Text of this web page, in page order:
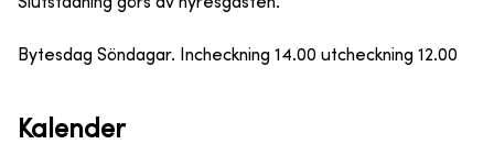
Bytesdag Söndagar. Incheckning 14.00 utcheckning 12.00
Kalender